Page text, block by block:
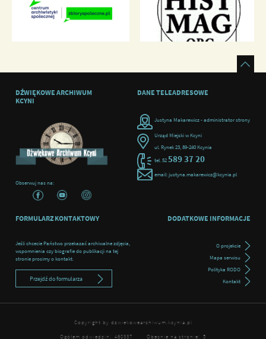
DŹWIĘKOWE ARCHIWUM
KCYNI
Obserwuj nas na:
DANE TELEADRESOWE
Justyna Makarewicz - administrator strony
Urząd Miejski w Kcyni
ul. Rynek 23, 89-240 Kcynia
tel. 52589 37 20
email: justyna.makarewicz@kcynia.pl
FORMULARZ KONTAKTOWY
Jeśli chcecie Państwo przekazać archiwalne zdjęcia,
wspomnienia czy biografie do publikacji na tej
stronie prosimy o kontakt.
Przejdź do formularza
DODATKOWE INFORMACJE
O projekcie
Mapa serwisu
Polityka RODO
Kontakt
Copyright by dzwiekowearchiwum.kcynia.pl
Ogółem odwiedzin:
460337 Obecnie na stronie: 5